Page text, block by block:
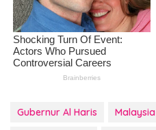
Gubernur Al Haris Malaysia